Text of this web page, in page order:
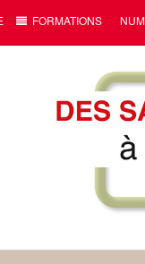
FORMATIONS